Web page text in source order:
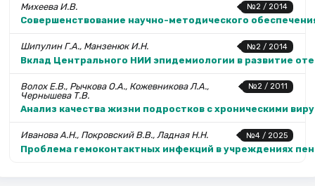
№2 / 2014
Михеева И.В.
Совершенствование научно-методического
№2 / 2014
Шипулин Г.А., Манзенюк И.Н.
Вклад Центрального НИИ эпидемиологии в развитие
№2 / 2011
Волох Е.В., Рычкова О.А., Кожевникова Л.А.,
Чернышева Т.В.
Анализ качества жизни подростков с хроническими
№4 / 2025
Иванова А.Н., Покровский В.В., Ладная Н.Н.
Проблема гемоконтактных инфекций в учреждениях